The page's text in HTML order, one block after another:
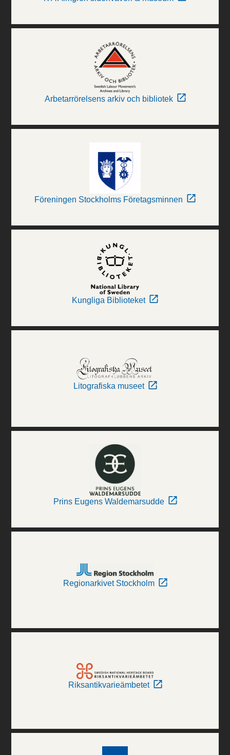
Arbetarrörelsens arkiv och bibliotek
Föreningen Stockholms Företagsminnen
Kungliga Biblioteket
Litografiska museet
Prins Eugens Waldemarsudde
Regionarkivet Stockholm
Riksantikvarieämbetet